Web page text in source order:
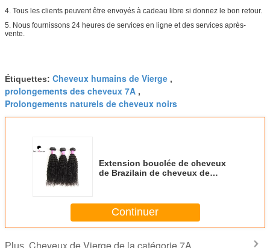
4. Tous les clients peuvent être envoyés à cadeau libre si donnez le bon retour.
5. Nous fournissons 24 heures de services en ligne et des services après-
vente.
Étiquettes: Cheveux humains de Vierge ,
prolongements des cheveux 7A ,
Prolongements naturels de cheveux noirs
Extension bouclée de cheveux
de Brazilain de cheveux de
Continuer
Plus